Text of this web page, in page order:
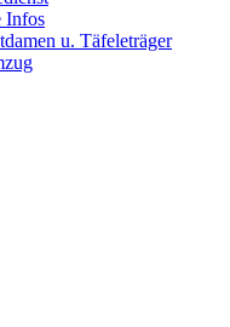
Infos
u. Täfeleträger